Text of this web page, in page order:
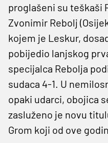
proglašeni su teškaši
Zvonimir Rebolj
kojem je Leskur,
pobijedio lanjskog
specijalca Rebolja
sudaca 4-1. U
opaki udarci, obojica
zasluženo je novu
Grom koji od ove